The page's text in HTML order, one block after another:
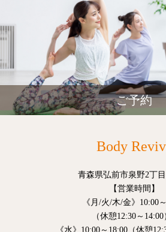
ご予約
Body
青森県弘前市泉野2丁
【営業時間】
《月/火/木/金》10:00
（休憩12:30～
《水》10:00～18:00（休憩